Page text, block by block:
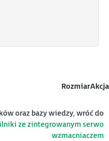
RozmiarAkcja
oraz bazy wiedzy, wróć do
ze zintegrowanym serwo
wzmacniaczem